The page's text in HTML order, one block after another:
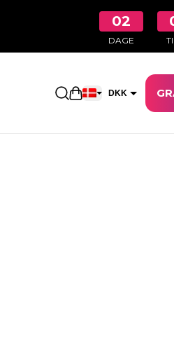
02
DAGE
Åbn DKK